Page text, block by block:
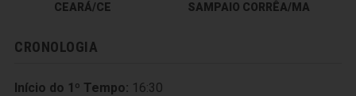
CEARÁ/CE SAMPAIO CORRÊA/MA
CRONOLOGIA
Início do 1º Tempo: 16:30